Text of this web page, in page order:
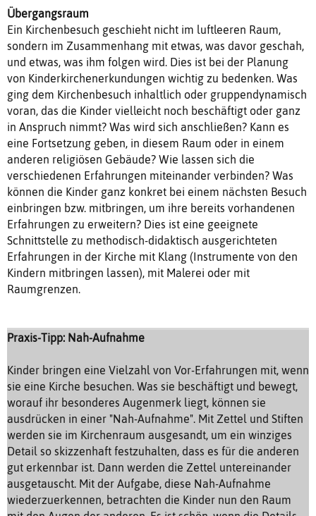
Übergangsraum
Ein Kirchenbesuch geschieht nicht im luftleeren Raum,
sondern im Zusammenhang mit etwas, was davor geschah,
und etwas, was ihm folgen wird. Dies ist bei der Planung
von Kinderkirchenerkundungen wichtig zu bedenken. Was
ging dem Kirchenbesuch inhaltlich oder gruppendynamisch
voran, das die Kinder vielleicht noch beschäftigt oder ganz
in Anspruch nimmt? Was wird sich anschließen? Kann es
eine Fortsetzung geben, in diesem Raum oder in einem
anderen religiösen Gebäude? Wie lassen sich die
verschiedenen Erfahrungen miteinander verbinden? Was
können die Kinder ganz konkret bei einem nächsten Besuch
einbringen bzw. mitbringen, um ihre bereits vorhandenen
Erfahrungen zu erweitern? Dies ist eine geeignete
Schnittstelle zu methodisch-didaktisch ausgerichteten
Erfahrungen in der Kirche mit Klang (Instrumente von den
Kindern mitbringen lassen), mit Malerei oder mit
Raumgrenzen.
Praxis-Tipp: Nah-Aufnahme
Kinder bringen eine Vielzahl von Vor-Erfahrungen mit, wenn
sie eine Kirche besuchen. Was sie beschäftigt und bewegt,
worauf ihr besonderes Augenmerk liegt, können sie
ausdrücken in einer "Nah-Aufnahme". Mit Zettel und Stiften
werden sie im Kirchenraum ausgesandt, um ein winziges
Detail so skizzenhaft festzuhalten, dass es für die anderen
gut erkennbar ist. Dann werden die Zettel untereinander
ausgetauscht. Mit der Aufgabe, diese Nah-Aufnahme
wiederzuerkennen, betrachten die Kinder nun den Raum